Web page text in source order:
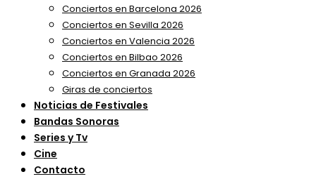
Conciertos en Barcelona 2026
Conciertos en Sevilla 2026
Conciertos en Valencia 2026
Conciertos en Bilbao 2026
Conciertos en Granada 2026
Giras de conciertos
Noticias de Festivales
Bandas Sonoras
Series y Tv
Cine
Contacto